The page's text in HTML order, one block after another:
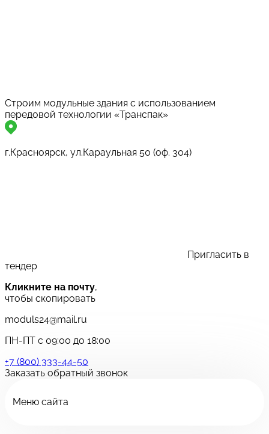
Строим модульные здания с использованием
передовой технологии «Транспак»
г.Красноярск, ул.Караульная 50 (оф. 304)
Пригласить в
тендер
Кликните на почту,
чтобы скопировать
moduls24@mail.ru
ПН-ПТ с 09:00 до 18:00
+7 (800) 333-44-50
Заказать обратный звонок
Меню сайта